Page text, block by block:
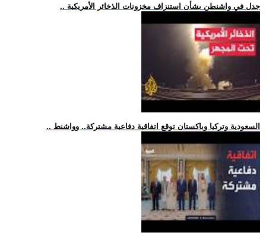
.. جدل في واشنطن بشأن استنزاف مخزونات الذخائر الأمريكية
.. السعودية وتركيا وباكستان توقع اتفاقية دفاعية مشتركة.. وواشنط